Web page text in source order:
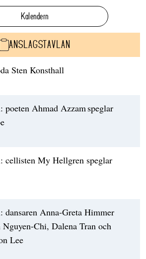
Kalendern
ANSLAGSTAVLAN
Sten Konsthall
poeten Ahmad Azzam speglar
cellisten My Hellgren speglar
dansaren Anna-Greta Himmer
Chi, Dalena Tran och
Lee